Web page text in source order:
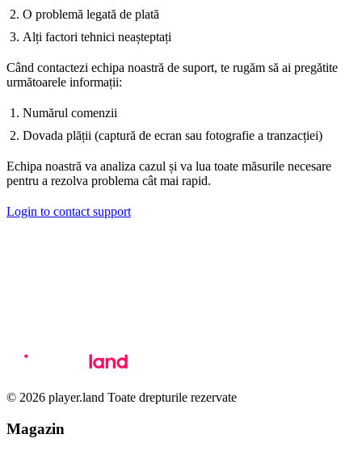
O problemă legată de plată
Alți factori tehnici neașteptați
Când contactezi echipa noastră de suport, te rugăm să ai pregătite
următoarele informații:
Numărul comenzii
Dovada plății (captură de ecran sau fotografie a tranzacției)
Echipa noastră va analiza cazul și va lua toate măsurile necesare
pentru a rezolva problema cât mai rapid.
Login to contact support
© 2026 player.land Toate drepturile rezervate
Magazin